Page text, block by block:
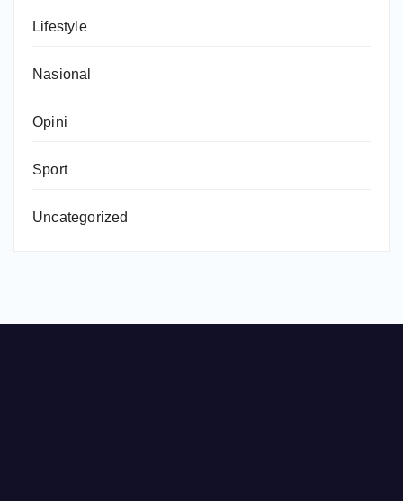
Lifestyle
Nasional
Opini
Sport
Uncategorized